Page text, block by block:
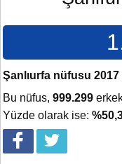
Şanlıurfa nüfusu 2017
Bu nüfus, 999.299
Yüzde olarak ise: